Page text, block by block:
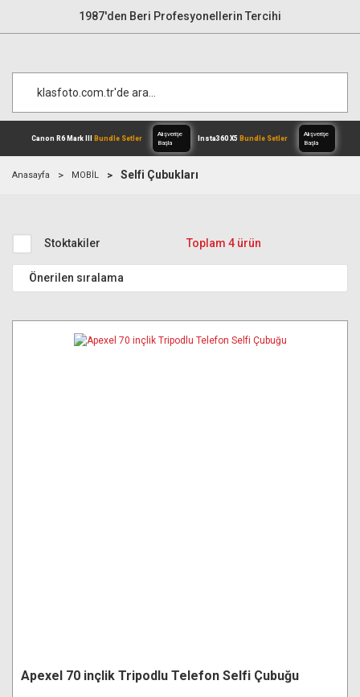
1987'den Beri Profesyonellerin Tercihi
Anasayfa MOBİL Selfi Çubukları
Stoktakiler Toplam 4 ürün
Apexel 70 inçlik Tripodlu Telefon Selfi Çubuğu